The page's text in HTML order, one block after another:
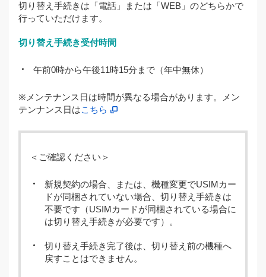
切り替え手続きは「電話」または「WEB」のどちらかで
行っていただけます。
切り替え手続き受付時間
午前0時から午後11時15分まで（年中無休）
※メンテナンス日は時間が異なる場合があります。メン
テンナンス日はこちら
＜ご確認ください＞
新規契約の場合、または、機種変更でUSIMカー
ドが同梱されていない場合、切り替え手続きは
不要です（USIMカードが同梱されている場合に
は切り替え手続きが必要です）。
切り替え手続き完了後は、切り替え前の機種へ
戻すことはできません。